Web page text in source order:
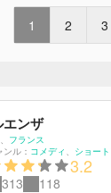
1 2 3
エンザ
フランス
ンル： コメディ ショー
3.2
313 118